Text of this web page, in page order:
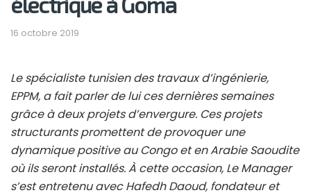
16 octobre 2019
Le spécialiste tunisien des travaux d’ingénierie,
EPPM, a fait parler de lui ces dernières semaines
grâce à deux projets d’envergure. Ces projets
structurants promettent de provoquer une
dynamique positive au Congo et en Arabie Saoudite
où ils seront installés. À cette occasion, Le Manager
s’est entretenu avec Hafedh Daoud, fondateur et